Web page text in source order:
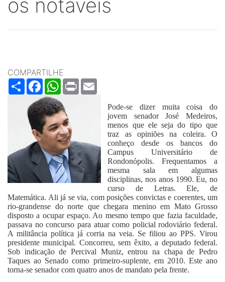
os notáveis
COMPARTILHE
ShareFacebookWhatsApp
Print
Pode-se dizer muita coisa do
jovem senador José Medeiros,
menos que ele seja do tipo que
traz as opiniões na coleira. O
conheço desde os bancos do
Campus Universitário de
Rondonópolis. Frequentamos a
mesma sala em algumas
disciplinas, nos anos 1990. Eu, no
curso de Letras. Ele, de
Matemática. Ali já se via, com posições convictas e coerentes, um
rio-grandense do norte que chegara menino em Mato Grosso
disposto a ocupar espaço. Ao mesmo tempo que fazia faculdade,
passava no concurso para atuar como policial rodoviário federal.
A militância política já corria na veia. Se filiou ao PPS. Virou
presidente municipal. Concorreu, sem êxito, a deputado federal.
Sob indicação de Percival Muniz, entrou na chapa de Pedro
Taques ao Senado como primeiro-suplente, em 2010. Este ano
torna-se senador com quatro anos de mandato pela frente.